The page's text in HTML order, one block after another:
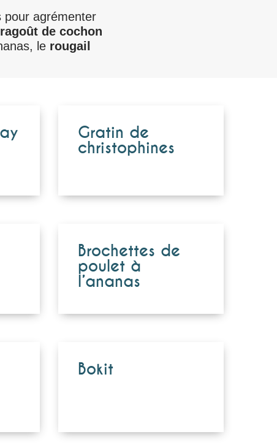
pour agrémenter
ragoût de cochon
le rougail
Gratin de
christophines
Brochettes de
poulet à
l’ananas
Bokit